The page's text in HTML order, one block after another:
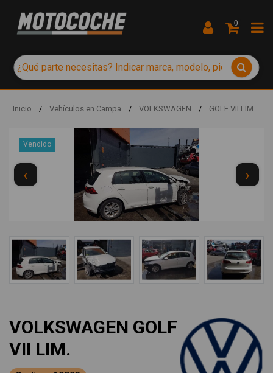
0
Inicio / Vehículos en Campa / VOLKSWAGEN / GOLF VII LIM.
Vendido
‹ ›
VOLKSWAGEN GOLF
VII LIM.